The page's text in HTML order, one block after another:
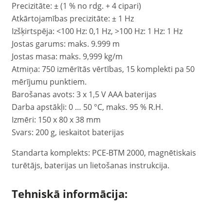
Precizitāte: ± (1 % no rdg. + 4 cipari)
Atkārtojamības precizitāte: ± 1 Hz
Izšķirtspēja: <100 Hz: 0,1 Hz, >100 Hz: 1 Hz: 1 Hz
Jostas garums: maks. 9.999 m
Jostas masa: maks. 9,999 kg/m
Atmiņa: 750 izmērītās vērtības, 15 komplekti pa 50
mērījumu punktiem.
Barošanas avots: 3 x 1,5 V AAA baterijas
Darba apstākļi: 0 … 50 °C, maks. 95 % R.H.
Izmēri: 150 x 80 x 38 mm
Svars: 200 g, ieskaitot baterijas
Standarta komplekts: PCE-BTM 2000, magnētiskais
turētājs, baterijas un lietošanas instrukcija.
Tehniskā informācija: